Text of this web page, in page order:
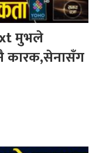
मुभले
कारक,सेनासँग